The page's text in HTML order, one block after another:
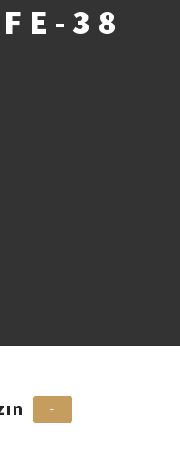
38
+